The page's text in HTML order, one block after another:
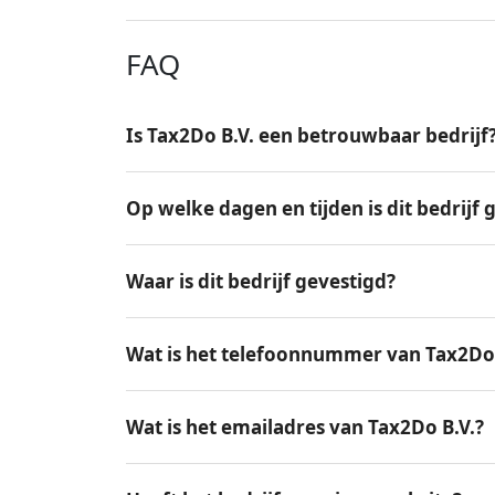
FAQ
Is Tax2Do B.V. een betrouwbaar
Op welke dagen en tijden is dit bedrijf
Waar is dit bedrijf gevestigd?
Wat is het telefoonnummer van Tax2Do
Wat is het emailadres van Tax2Do B.V.?